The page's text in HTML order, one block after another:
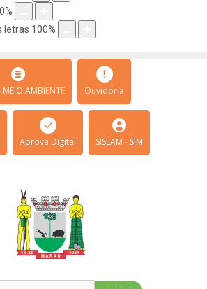
%
letras 100%
AMBIENTE Ouvidoria
Aprova Digital SISLAM - SIM